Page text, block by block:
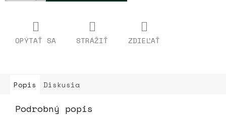
OPÝTAŤ SA STRÁŽIŤ ZDIEĽAŤ
Popis Diskusia
Podrobný popis